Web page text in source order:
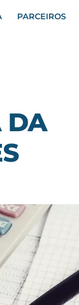
PARCEIROS
DA